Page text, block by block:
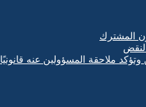
المشترك
ملاحقة المسؤولين عنه قانونيًا